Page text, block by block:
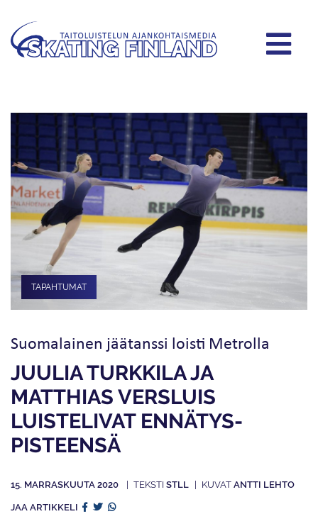
TAPAHTUMAT
Suomalainen jäätanssi loisti Metrolla
JUULIA TURKKILA JA
MATTHIAS VERSLUIS
LUISTELIVAT ENNÄTYS­
PISTEENSÄ
15. MARRASKUUTA 2020 STLL ANTTI LEHTO
JAA ARTIKKELI